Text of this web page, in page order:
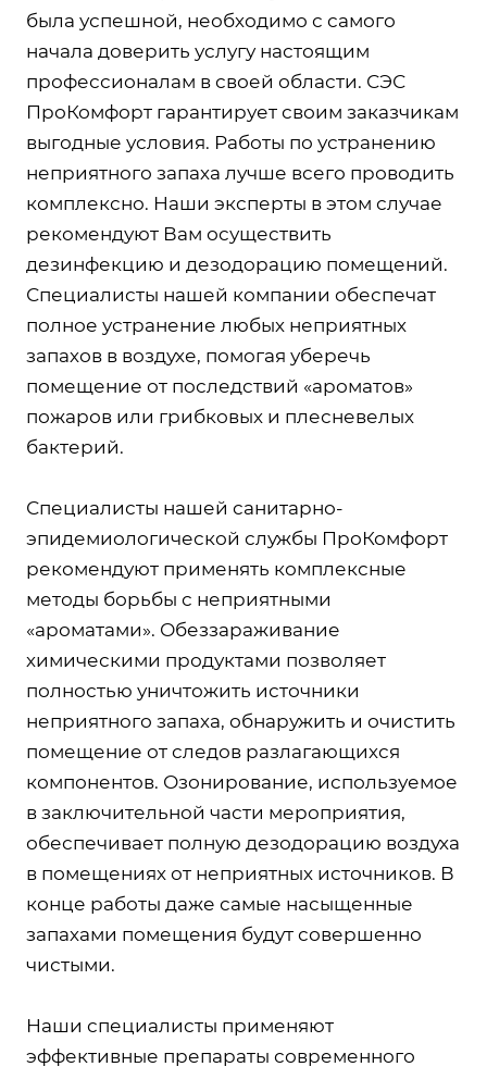
была успешной, необходимо с самого
начала доверить услугу настоящим
профессионалам в своей области. СЭС
ПроКомфорт гарантирует своим заказчикам
выгодные условия. Работы по устранению
неприятного запаха лучше всего проводить
комплексно. Наши эксперты в этом случае
рекомендуют Вам осуществить
дезинфекцию и дезодорацию помещений.
Специалисты нашей компании обеспечат
полное устранение любых неприятных
запахов в воздухе, помогая уберечь
помещение от последствий «ароматов»
пожаров или грибковых и плесневелых
бактерий.
Специалисты нашей санитарно-
эпидемиологической службы ПроКомфорт
рекомендуют применять комплексные
методы борьбы с неприятными
«ароматами». Обеззараживание
химическими продуктами позволяет
полностью уничтожить источники
неприятного запаха, обнаружить и очистить
помещение от следов разлагающихся
компонентов. Озонирование, используемое
в заключительной части мероприятия,
обеспечивает полную дезодорацию воздуха
в помещениях от неприятных источников. В
конце работы даже самые насыщенные
запахами помещения будут совершенно
чистыми.
Наши специалисты применяют
эффективные препараты современного